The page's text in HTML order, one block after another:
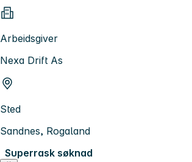
Arbeidsgiver
Nexa Drift As
Sted
Sandnes, Rogaland
Superrask søknad